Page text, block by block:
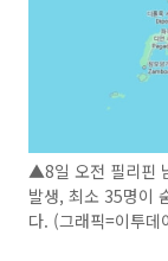
▲8일 오전 필리핀
발생, 최소 35명이
다. (그래픽=이투데